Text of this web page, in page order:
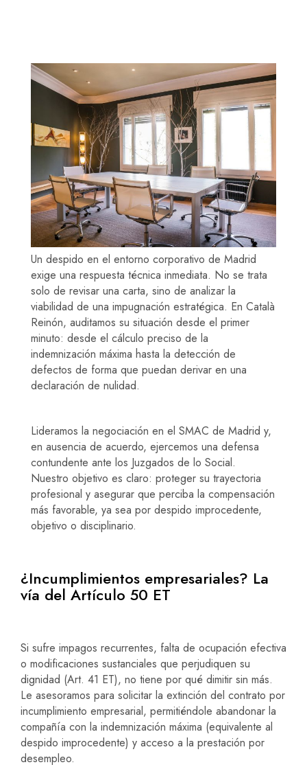
Un despido en el entorno corporativo de Madrid
exige una respuesta técnica inmediata. No se trata
solo de revisar una carta, sino de analizar la
viabilidad de una impugnación estratégica. En Català
Reinón, auditamos su situación desde el primer
minuto: desde el cálculo preciso de la
indemnización máxima hasta la detección de
defectos de forma que puedan derivar en una
declaración de nulidad.
Lideramos la negociación en el SMAC de Madrid y,
en ausencia de acuerdo, ejercemos una defensa
contundente ante los Juzgados de lo Social.
Nuestro objetivo es claro: proteger su trayectoria
profesional y asegurar que perciba la compensación
más favorable, ya sea por despido improcedente,
objetivo o disciplinario.
¿Incumplimientos empresariales? La
vía del Artículo 50 ET
Si sufre impagos recurrentes, falta de ocupación efectiva
o modificaciones sustanciales que perjudiquen su
dignidad (Art. 41 ET), no tiene por qué dimitir sin más.
Le asesoramos para solicitar la extinción del contrato por
incumplimiento empresarial, permitiéndole abandonar la
compañía con la indemnización máxima (equivalente al
despido improcedente) y acceso a la prestación por
desempleo.